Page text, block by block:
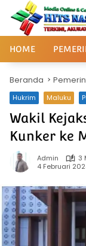
Langsung
konten
HOME
Beranda
Hukrim Maluku
Wakil
Kunker ke
Admin
3
4 Februari